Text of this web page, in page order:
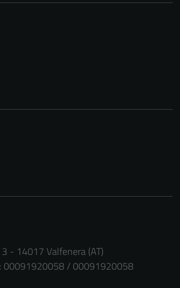
- 14017 Valfenera (AT)
00091920058 / 00091920058